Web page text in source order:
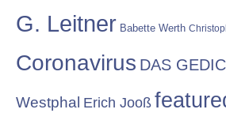
G. Leitner Babette Werth
Coronavirus DAS
Westphal Erich Jooß